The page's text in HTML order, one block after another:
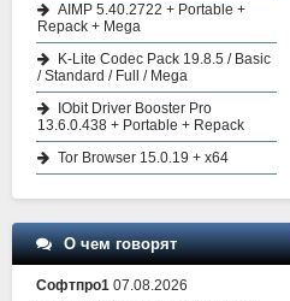
AIMP 5.40.2722 + Portable +
Repack + Mega
K-Lite Codec Pack 19.8.5 / Basic
/ Standard / Full / Mega
IObit Driver Booster Pro
13.6.0.438 + Portable + Repack
Tor Browser 15.0.19 + x64
О чем говорят
Софтпро1 07.08.2026